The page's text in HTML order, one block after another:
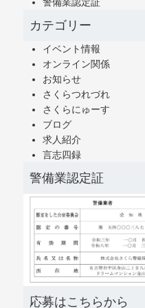
警備業認定証
カテゴリー
イベント情報
オンライン関係
お知らせ
さくらつれづれ
さくらにゅーす
ブログ
求人紹介
言志四録
警備業認定証
応募はこちらから